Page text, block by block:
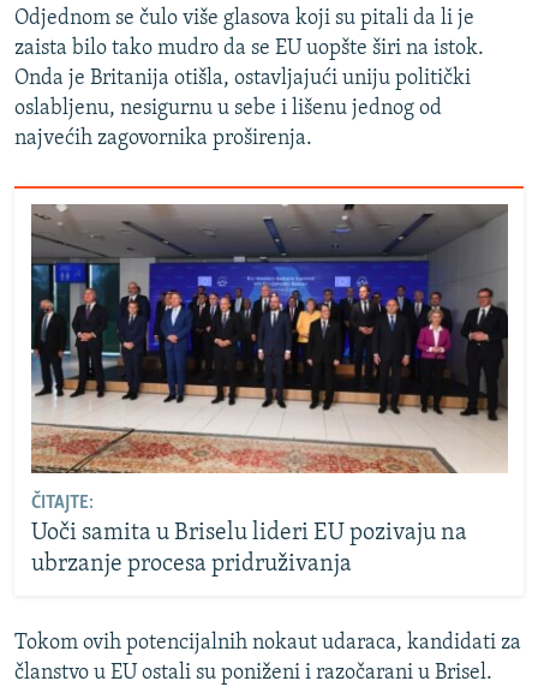
Odjednom se čulo više glasova koji su pitali da li je
zaista bilo tako mudro da se EU uopšte širi na istok.
Onda je Britanija otišla, ostavljajući uniju politički
oslabljenu, nesigurnu u sebe i lišenu jednog od
najvećih zagovornika proširenja.
ČITAJTE:
Uoči samita u Briselu lideri EU pozivaju na
ubrzanje procesa pridruživanja
Tokom ovih potencijalnih nokaut udaraca, kandidati za
članstvo u EU ostali su poniženi i razočarani u Brisel.